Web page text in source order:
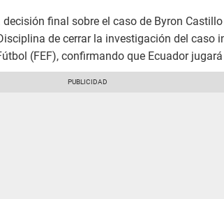
final sobre el caso de Byron
de cerrar la investigación del caso
(FEF), confirmando que Ecuador